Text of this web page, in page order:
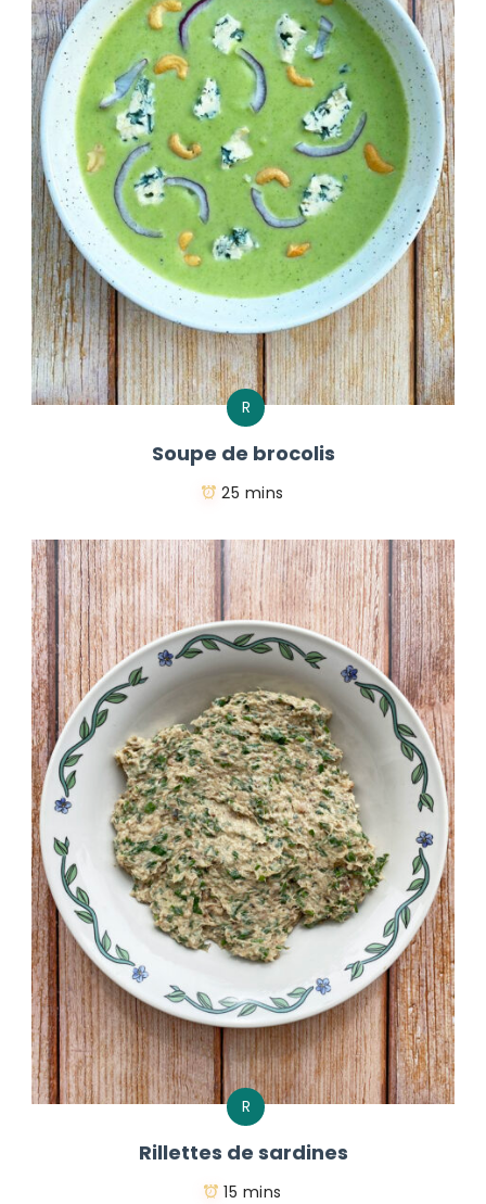
R
Soupe de brocolis
25 mins
R
Rillettes de sardines
15 mins